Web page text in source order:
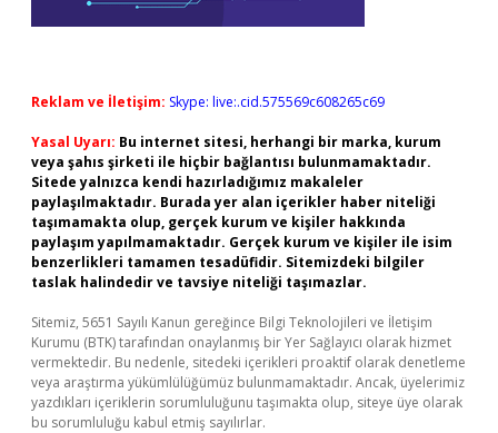
Reklam ve İletişim: Skype: live:.cid.575569c608265c69
Yasal Uyarı: Bu internet sitesi, herhangi bir marka, kurum
veya şahıs şirketi ile hiçbir bağlantısı bulunmamaktadır.
Sitede yalnızca kendi hazırladığımız makaleler
paylaşılmaktadır. Burada yer alan içerikler haber niteliği
taşımamakta olup, gerçek kurum ve kişiler hakkında
paylaşım yapılmamaktadır. Gerçek kurum ve kişiler ile isim
benzerlikleri tamamen tesadüfidir. Sitemizdeki bilgiler
taslak halindedir ve tavsiye niteliği taşımazlar.
Sitemiz, 5651 Sayılı Kanun gereğince Bilgi Teknolojileri ve İletişim
Kurumu (BTK) tarafından onaylanmış bir Yer Sağlayıcı olarak hizmet
vermektedir. Bu nedenle, sitedeki içerikleri proaktif olarak denetleme
veya araştırma yükümlülüğümüz bulunmamaktadır. Ancak, üyelerimiz
yazdıkları içeriklerin sorumluluğunu taşımakta olup, siteye üye olarak
bu sorumluluğu kabul etmiş sayılırlar.